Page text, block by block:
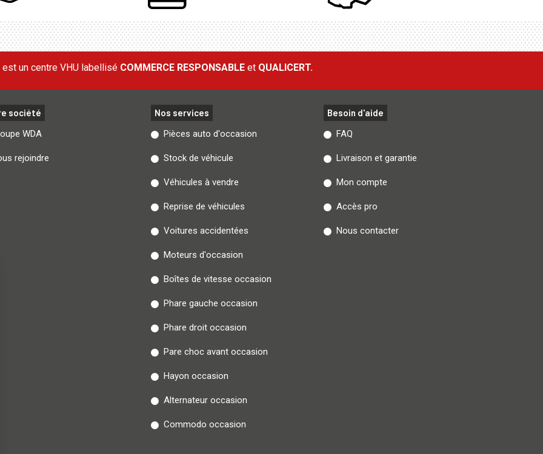
est un centre VHU labellisé COMMERCE RESPONSABLE et QUALICERT.
société
WDA
rejoindre
Nos services
Pièces auto d'occasion
Stock de véhicule
Véhicules à vendre
Reprise de véhicules
Voitures accidentées
Moteurs d'occasion
Boîtes de vitesse occasion
Phare gauche occasion
Phare droit occasion
Pare choc avant occasion
Hayon occasion
Alternateur occasion
Commodo occasion
Besoin d'aide
FAQ
Livraison et garantie
Mon compte
Accès pro
Nous contacter